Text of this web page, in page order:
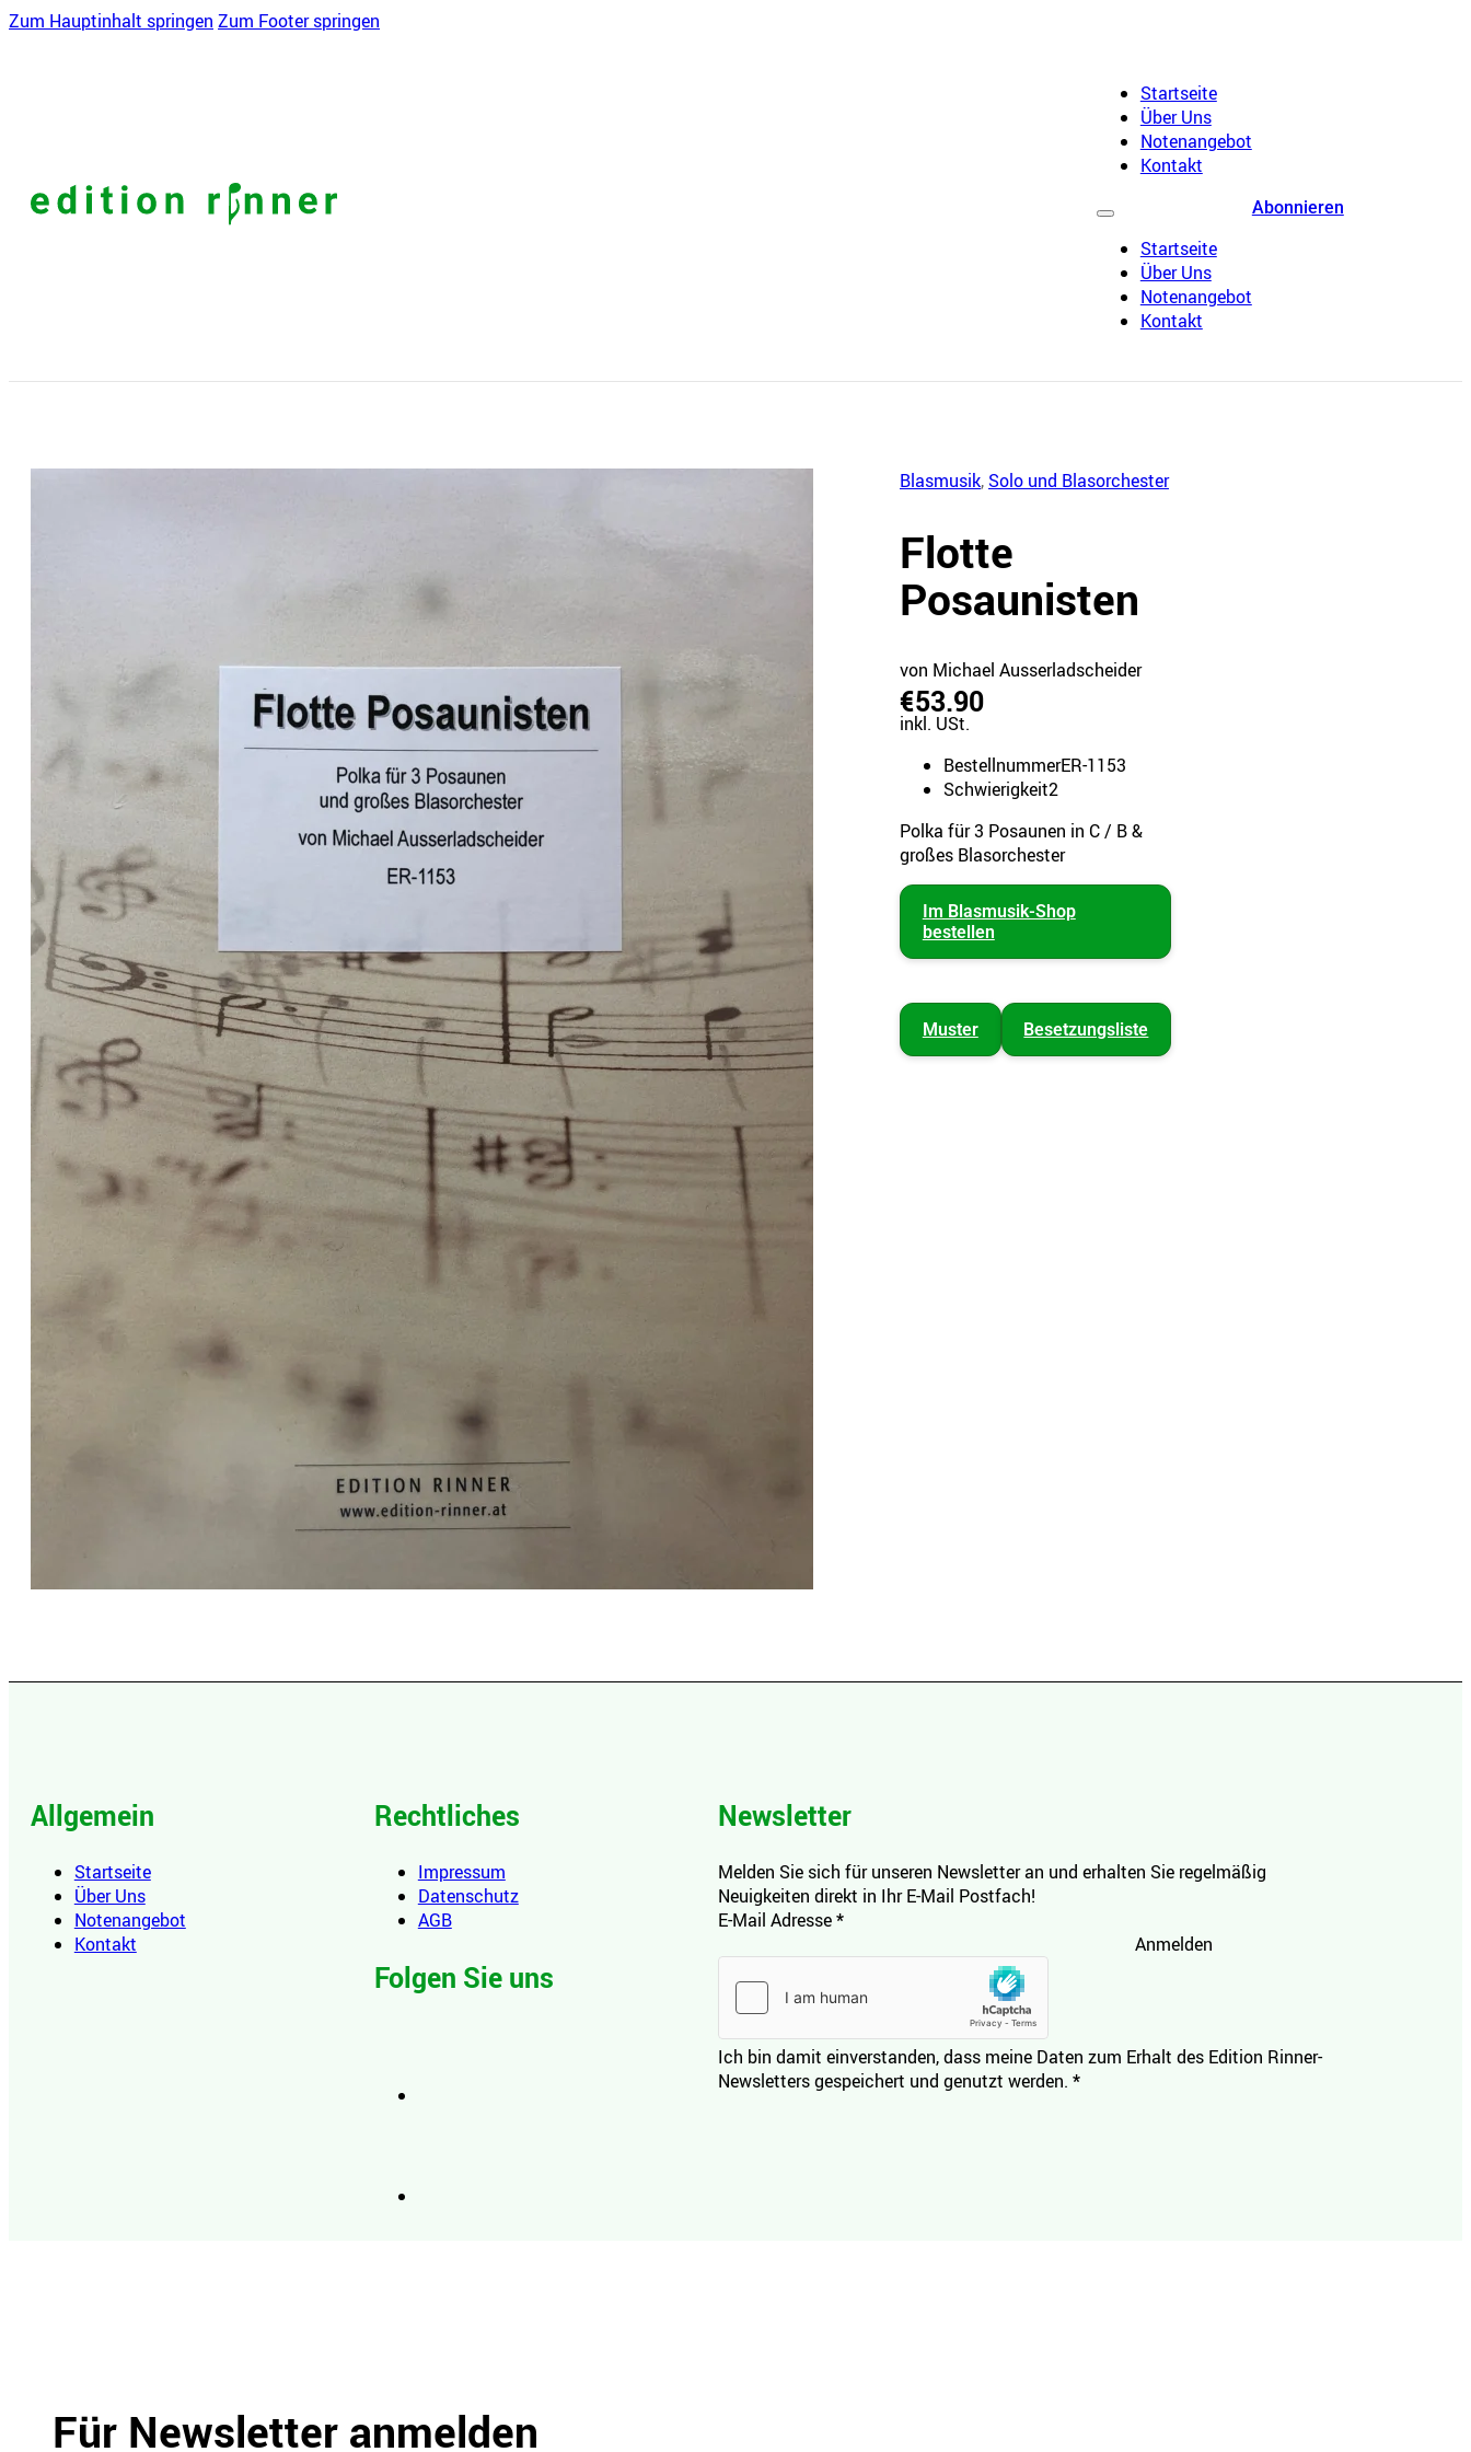
Zum Hauptinhalt springen Zum Footer springen
Startseite
Über Uns
Notenangebot
Kontakt
Startseite
Über Uns
Notenangebot
Kontakt
Abonnieren
Blasmusik, Solo und Blasorchester
Flotte
Posaunisten
von Michael Ausserladscheider
€53.90
inkl. USt.
BestellnummerER-1153
Schwierigkeit2
Polka für 3 Posaunen in C / B &
großes Blasorchester
Im Blasmusik-Shop
bestellen
Muster Besetzungsliste
Allgemein
Startseite
Über Uns
Notenangebot
Kontakt
Rechtliches
Impressum
Datenschutz
AGB
Folgen Sie uns
Newsletter
Melden Sie sich für unseren Newsletter an und erhalten Sie regelmäßig
Neuigkeiten direkt in Ihr E-Mail Postfach!
E-Mail Adresse*
Anmelden
Ich bin damit einverstanden, dass meine Daten zum Erhalt des Edition Rinner-
Newsletters gespeichert und genutzt werden. *
Für Newsletter anmelden